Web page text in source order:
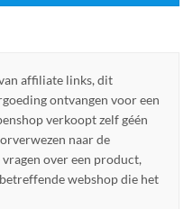
affiliate links, dit
ontvangen voor een
verkoopt zelf géén
naar de
over een product,
webshop die het